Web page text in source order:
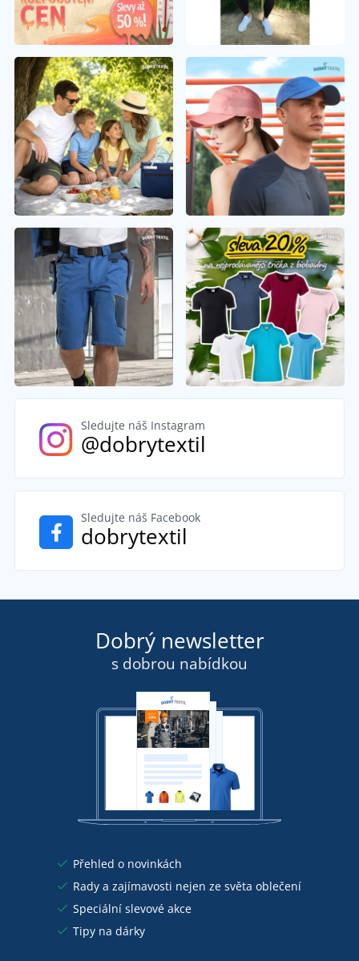
Sledujte náš Instagram
@dobrytextil
Sledujte náš Facebook
dobrytextil
Dobrý newsletter
s dobrou nabídkou
Přehled o novinkách
Rady a zajímavosti nejen ze světa oblečení
Speciální slevové akce
Tipy na dárky